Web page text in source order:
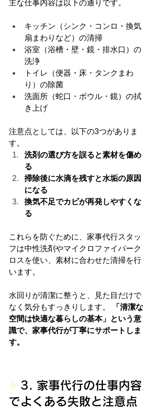
主な仕事内容は以下の通りです。
キッチン（シンク・コンロ・換気
扇まわりなど）の清掃
浴室（浴槽・壁・鏡・排水口）の
洗浄
トイレ（便器・床・タンクまわ
り）の除菌
洗面所（蛇口・ボウル・鏡）の拭
き上げ
注意点としては、以下の3つがありま
す。
洗剤の選び方を誤ると素材を傷め
る
掃除後に水滴を残すと水垢の原因
になる
換気不足でカビが再発しやすくな
る
これらを防ぐために、家事代行スタッ
フは中性洗剤やマイクロファイバーク
ロスを使い、素材に合わせた清掃を行
います。
水回りが清潔に整うと、見た目だけで
なく気分もすっきりします。
「清潔な
空間は快適な暮らしの基本」という意
識で、家事代行が丁寧にサポートしま
す。
▶︎ 3. 家事代行の仕事内容
でよくある失敗と注意点